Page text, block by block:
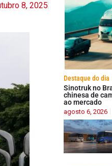
8, 2025
Destaque do dia
Sinotruk no
chinesa de
ao mercado
agosto 6, 2026